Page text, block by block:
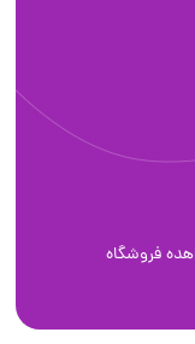
فروشگاه